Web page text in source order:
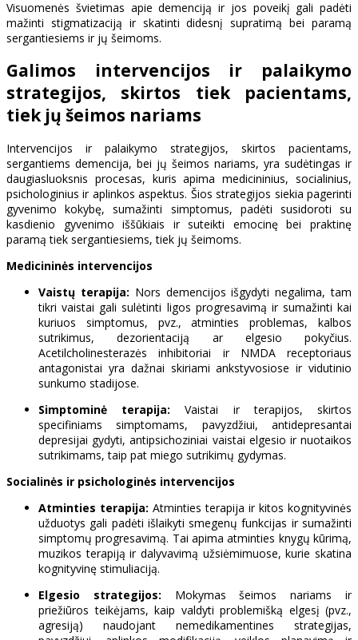
Visuomenės švietimas apie demenciją ir jos poveikį gali padėti
mažinti stigmatizaciją ir skatinti didesnį supratimą bei paramą
sergantiesiems ir jų šeimoms.
Galimos intervencijos ir palaikymo
strategijos, skirtos tiek pacientams,
tiek jų šeimos nariams
Intervencijos ir palaikymo strategijos, skirtos pacientams,
sergantiems demencija, bei jų šeimos nariams, yra sudėtingas ir
daugiasluoksnis procesas, kuris apima medicininius, socialinius,
psichologinius ir aplinkos aspektus. Šios strategijos siekia pagerinti
gyvenimo kokybę, sumažinti simptomus, padėti susidoroti su
kasdienio gyvenimo iššūkiais ir suteikti emocinę bei praktinę
paramą tiek sergantiesiems, tiek jų šeimoms.
Medicininės intervencijos
Vaistų terapija: Nors demencijos išgydyti negalima, tam
tikri vaistai gali sulėtinti ligos progresavimą ir sumažinti kai
kuriuos simptomus, pvz., atminties problemas, kalbos
sutrikimus, dezorientaciją ar elgesio pokyčius.
Acetilcholinesterazės inhibitoriai ir NMDA receptoriaus
antagonistai yra dažnai skiriami ankstyvosiose ir vidutinio
sunkumo stadijose.
Simptominė terapija:Vaistai ir terapijos, skirtos
specifiniams simptomams, pavyzdžiui, antidepresantai
depresijai gydyti, antipsichoziniai vaistai elgesio ir nuotaikos
sutrikimams, taip pat miego sutrikimų gydymas.
Socialinės ir psichologinės intervencijos
Atminties terapija: Atminties terapija ir kitos kognityvinės
užduotys gali padėti išlaikyti smegenų funkcijas ir sumažinti
simptomų progresavimą. Tai apima atminties knygų kūrimą,
muzikos terapiją ir dalyvavimą užsiėmimuose, kurie skatina
kognityvinę stimuliaciją.
Elgesio strategijos: Mokymas šeimos nariams ir
priežiūros teikėjams, kaip valdyti problemišką elgesį (pvz.,
agresiją) naudojant nemedikamentines strategijas,